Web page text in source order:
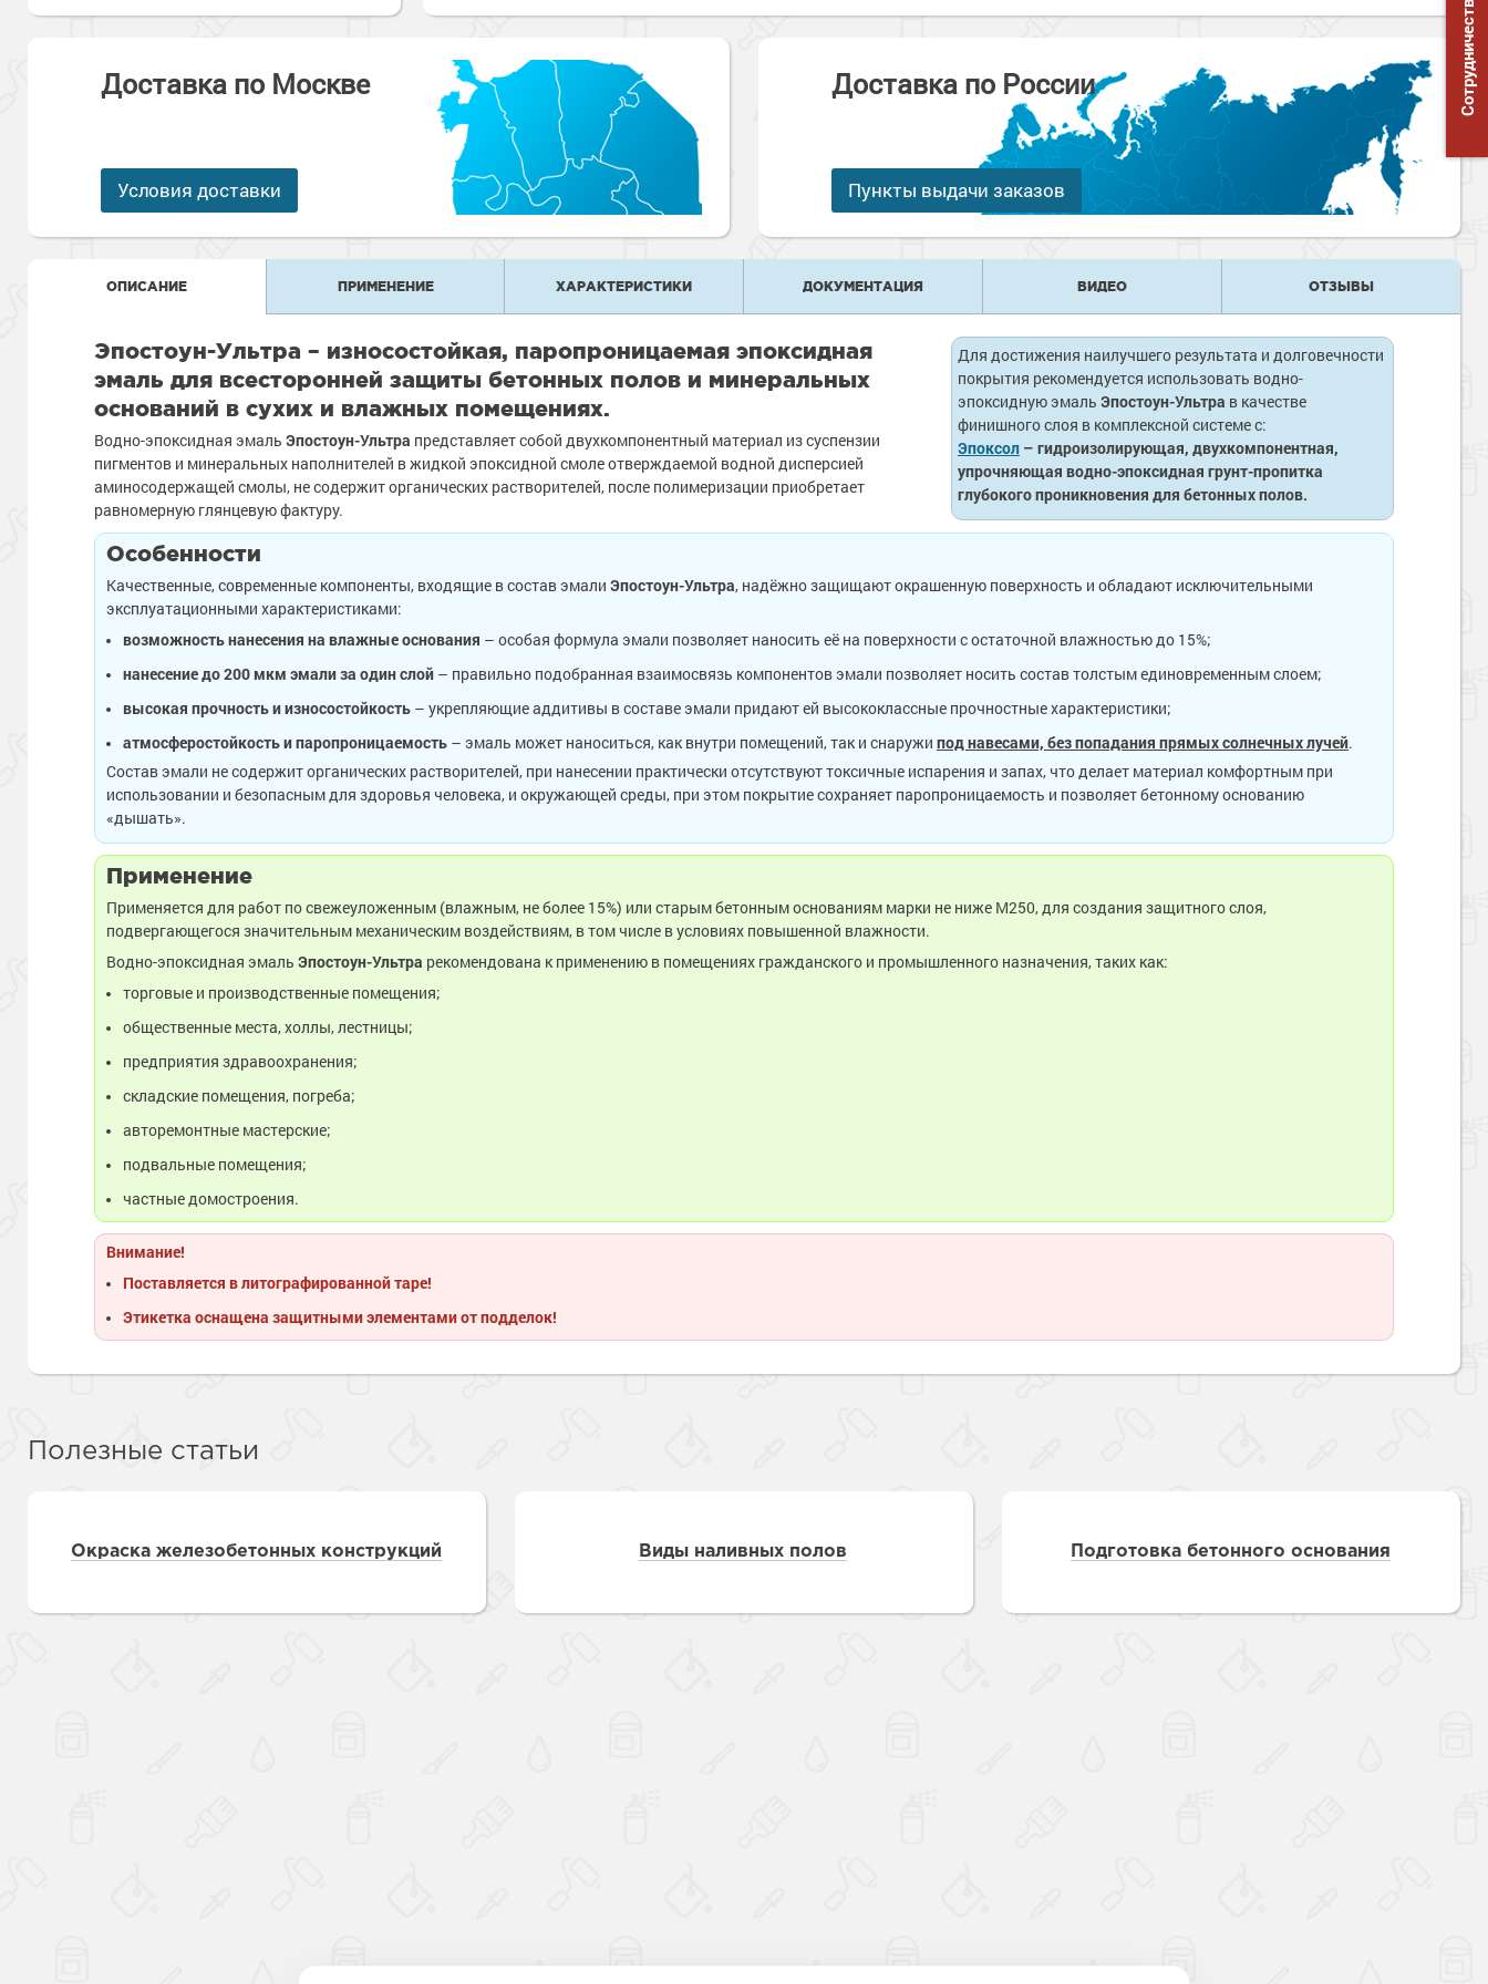
Промышленные
Промышленное оборудование
Промышленные ремонтные
покрытия для металла
Промышленные стены
Сопутствующие товары
Сопутствующие товары
бетонных полов
Морозостойкие краски для
металла
Морозостойкие краски для
Сопутствующие товары
Доставка по Москве
Условия доставки
Доставка по России
Пункты выдачи заказов
ОПИСАНИЕ ПРИМЕНЕНИЕ ХАРАКТЕРИСТИКИ ДОКУМЕНТАЦИЯ ВИДЕО ОТЗЫВЫ
Для достижения наилучшего результата и долговечности
покрытия рекомендуется использовать водно-
эпоксидную эмаль Эпостоун-Ультра в качестве
финишного слоя в комплексной системе с:
Эпоксол – гидроизолирующая, двухкомпонентная,
упрочняющая водно-эпоксидная грунт-пропитка
глубокого проникновения для бетонных полов.
Эпостоун-Ультра – износостойкая, паропроницаемая эпоксидная
эмаль для всесторонней защиты бетонных полов и минеральных
оснований в сухих и влажных помещениях.
Водно-эпоксидная эмаль Эпостоун-Ультра представляет собой двухкомпонентный материал из суспензии
пигментов и минеральных наполнителей в жидкой эпоксидной смоле отверждаемой водной дисперсией
аминосодержащей смолы, не содержит органических растворителей, после полимеризации приобретает
равномерную глянцевую фактуру.
Особенности
Качественные, современные компоненты, входящие в состав эмали Эпостоун-Ультра, надёжно защищают окрашенную поверхность и обладают исключительными
эксплуатационными характеристиками:
возможность нанесения на влажные основания – особая формула эмали позволяет наносить её на поверхности с остаточной влажностью до 15%;
нанесение до 200 мкм эмали за один слой – правильно подобранная взаимосвязь компонентов эмали позволяет носить состав толстым единовременным слоем;
высокая прочность и износостойкость – укрепляющие аддитивы в составе эмали придают ей высококлассные прочностные характеристики;
атмосферостойкость и паропроницаемость – эмаль может наноситься, как внутри помещений, так и снаружи под навесами, без попадания прямых солнечных лучей.
Состав эмали не содержит органических растворителей, при нанесении практически отсутствуют токсичные испарения и запах, что делает материал комфортным при
использовании и безопасным для здоровья человека, и окружающей среды, при этом покрытие сохраняет паропроницаемость и позволяет бетонному основанию
«дышать».
Применение
Применяется для работ по свежеуложенным (влажным, не более 15%) или старым бетонным основаниям марки не ниже М250, для создания защитного слоя,
подвергающегося значительным механическим воздействиям, в том числе в условиях повышенной влажности.
Водно-эпоксидная эмаль Эпостоун-Ультра рекомендована к применению в помещениях гражданского и промышленного назначения, таких как:
торговые и производственные помещения;
общественные места, холлы, лестницы;
предприятия здравоохранения;
складские помещения, погреба;
авторемонтные мастерские;
подвальные помещения;
частные домостроения.
Внимание!
Поставляется в литографированной таре!
Этикетка оснащена защитными элементами от подделок!
Полезные статьи
Окраска железобетонных конструкций Виды наливных полов Подготовка бетонного основания
Сотрудничество